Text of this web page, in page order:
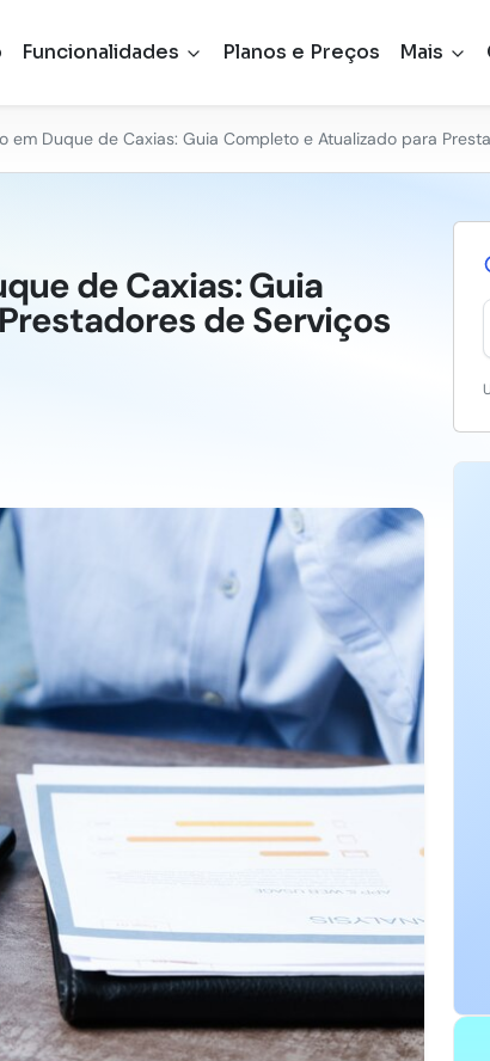
Funcionalidades Planos e Preços Mais
em Duque de Caxias: Guia Completo e Atualizado para
de Caxias: Guia
de Serviços